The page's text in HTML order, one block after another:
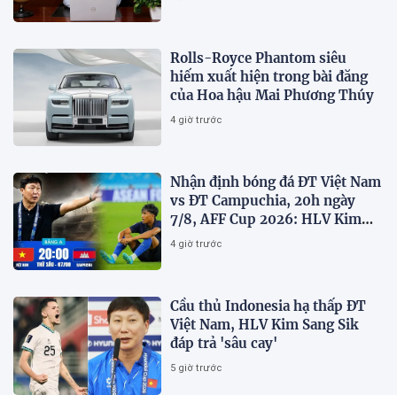
Rolls-Royce Phantom siêu
hiếm xuất hiện trong bài đăng
của Hoa hậu Mai Phương Thúy
4 giờ trước
Nhận định bóng đá ĐT Việt Nam
vs ĐT Campuchia, 20h ngày
7/8, AFF Cup 2026: HLV Kim
Sang-sik tiết lộ kế hoạch nhân
4 giờ trước
Cầu thủ Indonesia hạ thấp ĐT
Việt Nam, HLV Kim Sang Sik
đáp trả 'sâu cay'
5 giờ trước